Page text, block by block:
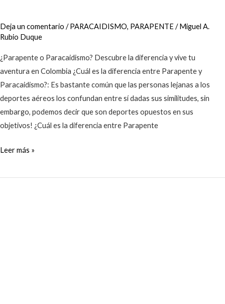
Deja un comentario /PARACAIDISMO, PARAPENTE/Miguel A.
Rubio Duque
¿Parapente o Paracaidismo? Descubre la diferencia y vive tu
aventura en Colombia ¿Cuál es la diferencia entre Parapente y
Paracaidismo?: Es bastante común que las personas lejanas a los
deportes aéreos los confundan entre sí dadas sus similitudes, sin
embargo, podemos decir que son deportes opuestos en sus
objetivos! ¿Cuál es la diferencia entre Parapente
Leer más »